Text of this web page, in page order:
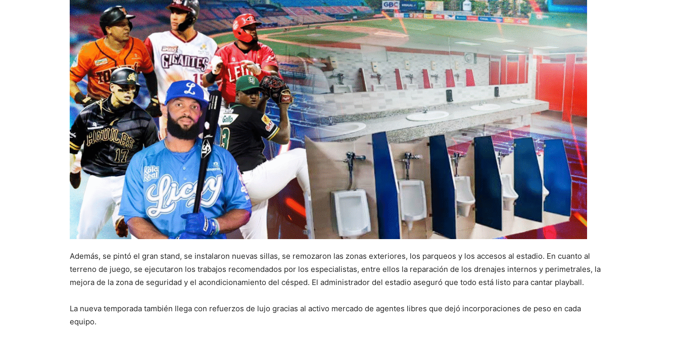
Además, se pintó el gran stand, se instalaron nuevas sillas, se remozaron las zonas exteriores, los parqueos y los accesos al estadio. En cuanto al
terreno de juego, se ejecutaron los trabajos recomendados por los especialistas, entre ellos la reparación de los drenajes internos y perimetrales, la
mejora de la zona de seguridad y el acondicionamiento del césped. El administrador del estadio aseguró que todo está listo para cantar playball.
La nueva temporada también llega con refuerzos de lujo gracias al activo mercado de agentes libres que dejó incorporaciones de peso en cada
equipo.